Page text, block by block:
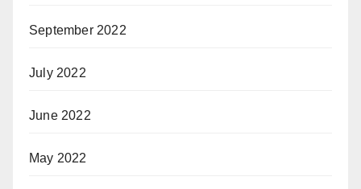
September 2022
July 2022
June 2022
May 2022